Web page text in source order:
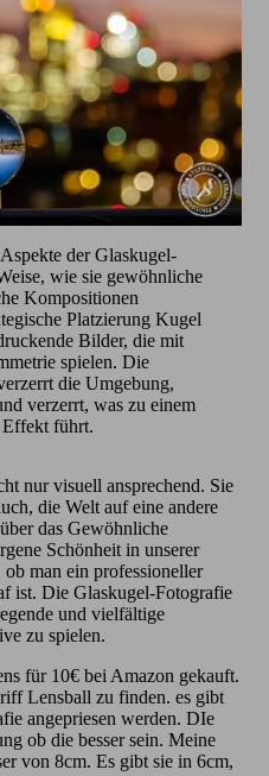
der Glaskugel-
wie sie gewöhnliche
Kompositionen
Platzierung Kugel
Bilder, die mit
spielen. Die
die Umgebung,
verzerrt, was zu einem
Effekt führt.
nur visuell ansprechend. Sie
die Welt auf eine andere
das Gewöhnliche
Schönheit in unserer
man ein professioneller
ist. Die Glaskugel-Fotografie
und vielfältige
zu spielen.
für 10€ bei Amazon gekauft.
Lensball zu finden. es gibt
angepriesen werden. DIe
ob die besser sein. Meine
von 8cm. Es gibt sie in 6cm,